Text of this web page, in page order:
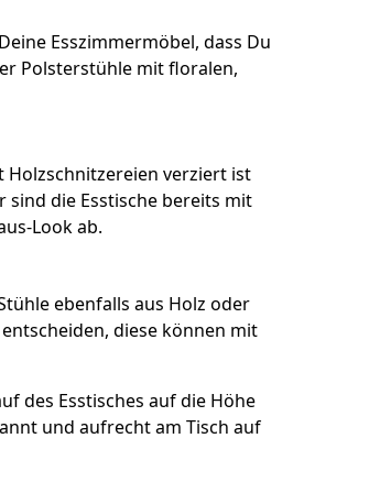
Esszimmermöbel, dass Du
Polsterstühle mit floralen,
Holzschnitzereien verziert ist
die Esstische bereits mit
Look ab.
ebenfalls aus Holz oder
diese können mit
des Esstisches auf die Höhe
und aufrecht am Tisch auf